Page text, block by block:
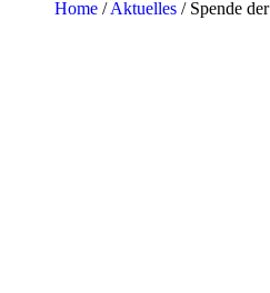
Home /Aktuelles / Spende